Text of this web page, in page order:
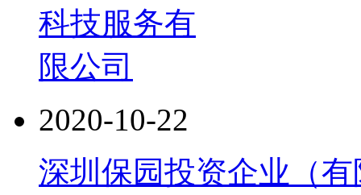
2020-10-22
深圳保园投资企业（